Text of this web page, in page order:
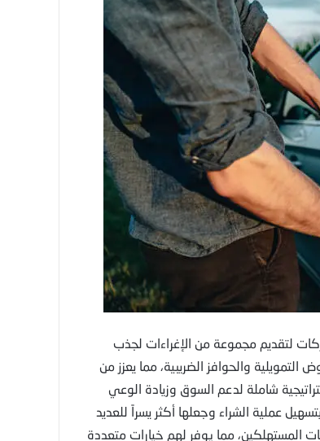
لتقديم مجموعة من الإغراءات لجذب
والحوافز الضريبية، مما يعزز من
شاملة لدعم السوق وزيادة الوعي
عملية الشراء وجعلها أكثر يسراً للعديد
المستهلكين، مما يوفر لهم خيارات متعددة